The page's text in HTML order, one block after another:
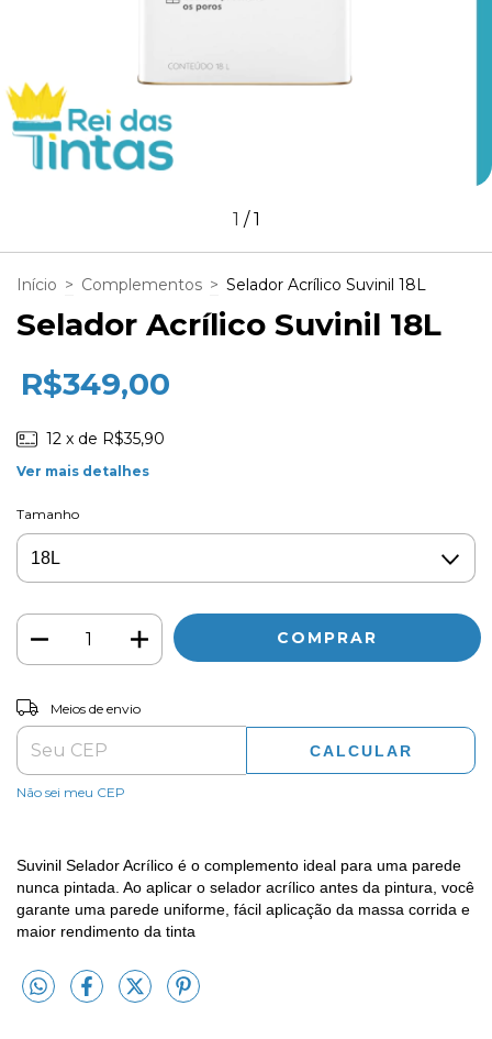
1 /1
Início > Complementos > Selador Acrílico Suvinil 18L
Selador Acrílico Suvinil 18L
R$349,00
12 x de R$35,90
Ver mais detalhes
Tamanho
Entregas para o CEP:
Meios de envio
CALCULAR
Não sei meu CEP
Suvinil Selador Acrílico é o complemento ideal para uma parede
nunca pintada. Ao aplicar o selador acrílico antes da pintura, você
garante uma parede uniforme, fácil aplicação da massa corrida e
maior rendimento da tinta